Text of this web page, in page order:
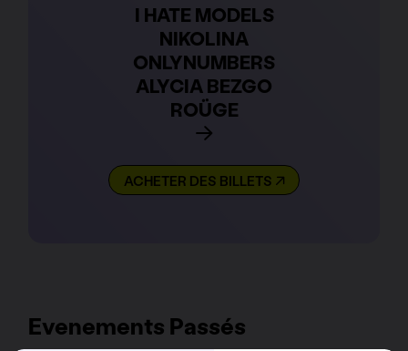
I HATE MODELS
NIKOLINA
ONLYNUMBERS
ALYCIA BEZGO
ROÜGE
ACHETER DES BILLETS
Evenements Passés